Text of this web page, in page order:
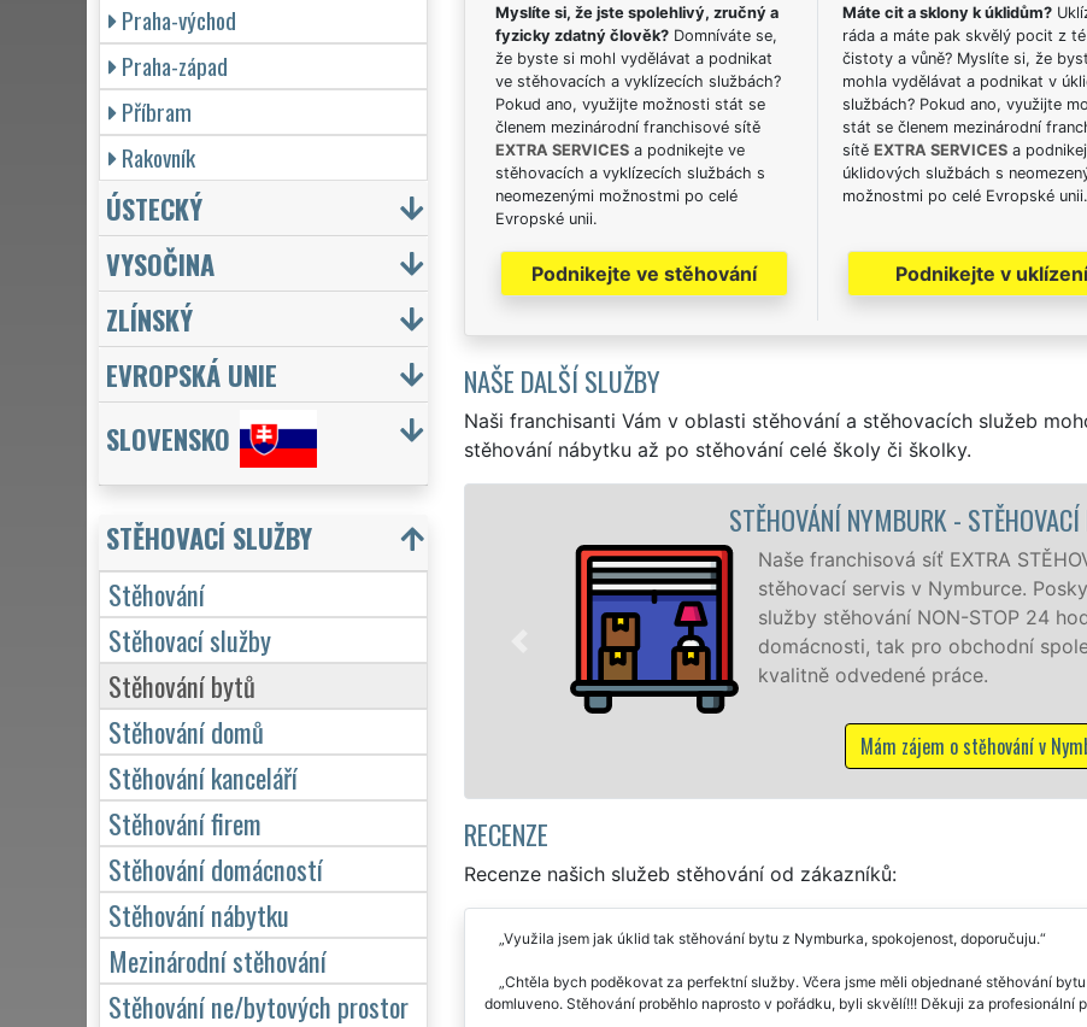
Myslíte si, že jste spolehlivý, zručný a
fyzicky zdatný člověk?Domníváte se,
že byste si mohl vydělávat a podnikat
ve stěhovacích a vyklízecích službách?
Pokud ano, využijte možnosti stát se
členem mezinárodní franchisové sítě
EXTRA SERVICESa podnikejte ve
stěhovacích a vyklízecích službách s
neomezenými možnostmi po celé
Evropské unii.
Podnikejte ve stěhování
Máte cit a sklony k úklidům?
ráda a máte pak skvělý pocit z
čistoty a vůně? Myslíte si, že
mohla vydělávat a podnikat v
službách? Pokud ano, využijte
stát se členem mezinárodní
sítě EXTRA SERVICESa
úklidových službách s
možnostmi po celé Evropské unii.
Podnikejte v uklízení
NAŠE DALŠÍ SLUŽBY
Naši franchisanti Vám v oblasti stěhování a stěhovacích služeb
stěhování nábytku až po stěhování celé školy či školky.
STĚHOVÁNÍ NYMBURK - STĚHOVACÍ PRÁCE NYMBURK
Naše franchisová síť EXTRA STĚHOVÁNÍ vám zajišťuje kompletní
stěhovací servis v Nymburce. Poskytujeme profesionální a kvalitní
služby stěhování NON-STOP 24 hodin denně, 7 dní v týdnu jak pro
domácnosti, tak pro obchodní společnosti, a to levně a se zárukou
kvalitně odvedené práce.
Mám zájem o stěhování v Nymburce
RECENZE
Recenze našich služeb stěhování od zákazníků:
Využila jsem jak úklid tak stěhování bytu z Nymburka, spokojenost, doporučuju.
Chtěla bych poděkovat za perfektní služby. Včera jsme měli objednané stěhování
domluveno. Stěhování proběhlo naprosto v pořádku, byli skvělí!!! Děkuji za profesionální
Praha-východ
Praha-západ
Příbram
Rakovník
ÚSTECKÝ
VYSOČINA
ZLÍNSKÝ
EVROPSKÁ UNIE
SLOVENSKO
STĚHOVACÍ SLUŽBY
Stěhování
Stěhovací služby
Stěhování bytů
Stěhování domů
Stěhování kanceláří
Stěhování firem
Stěhování domácností
Stěhování nábytku
Mezinárodní stěhování
Stěhování ne/bytových prostor